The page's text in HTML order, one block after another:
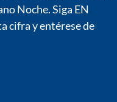
Noche. Siga EN
cifra y entérese de